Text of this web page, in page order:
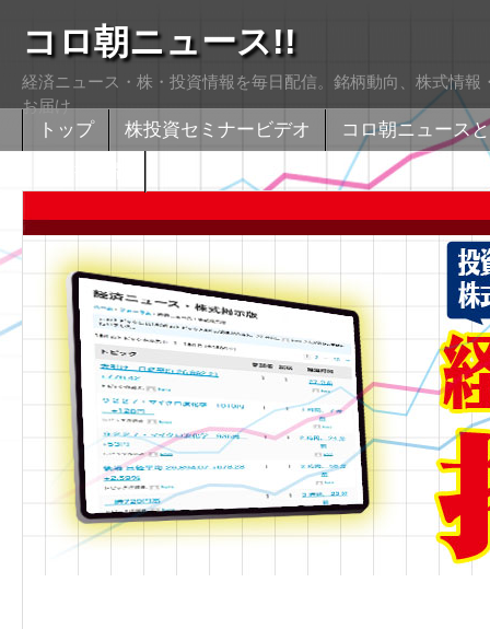
コロ朝ニュース!!
経済ニュース・株・投資情報を毎日配信。銘柄動向、株式情
お届け
トップ 株投資セミナービデオ
コロ朝ニュース